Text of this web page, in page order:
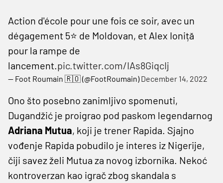
Action d'école pour une fois ce soir, avec un
dégagement 5⭐ de Moldovan, et Alex Ioniță
pour la rampe de
lancement.pic.twitter.com/IAs8GiqcIj
— Foot Roumain 🇷🇴 (@FootRoumain)December 14, 2022
Ono što posebno zanimljivo spomenuti,
Dugandžić je proigrao pod paskom legendarnog
Adriana Mutua, koji je trener Rapida. Sjajno
vođenje Rapida pobudilo je interes iz Nigerije,
čiji savez želi Mutua za novog izbornika. Nekoć
kontroverzan kao igrač zbog skandala s